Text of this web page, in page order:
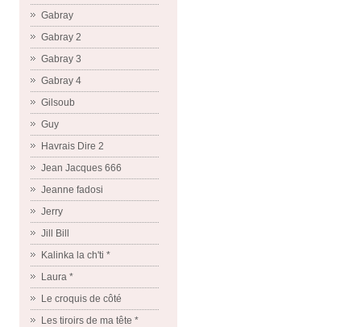
Gabray
Gabray 2
Gabray 3
Gabray 4
Gilsoub
Guy
Havrais Dire 2
Jean Jacques 666
Jeanne fadosi
Jerry
Jill Bill
Kalinka la ch'ti *
Laura *
Le croquis de côté
Les tiroirs de ma tête *